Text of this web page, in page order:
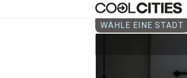
WÄHLE EINE STADT